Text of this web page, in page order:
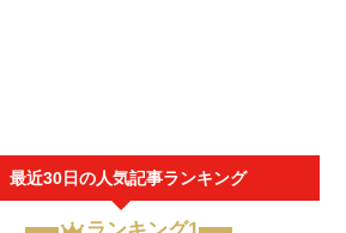
最近30日の人気記事ランキング